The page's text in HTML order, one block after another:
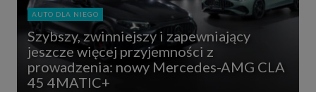
AUTO DLA NIEGO
Szybszy, zwinniejszy i zapewniający
jeszcze więcej przyjemności z
prowadzenia: nowy Mercedes-AMG CLA
45 4MATIC+